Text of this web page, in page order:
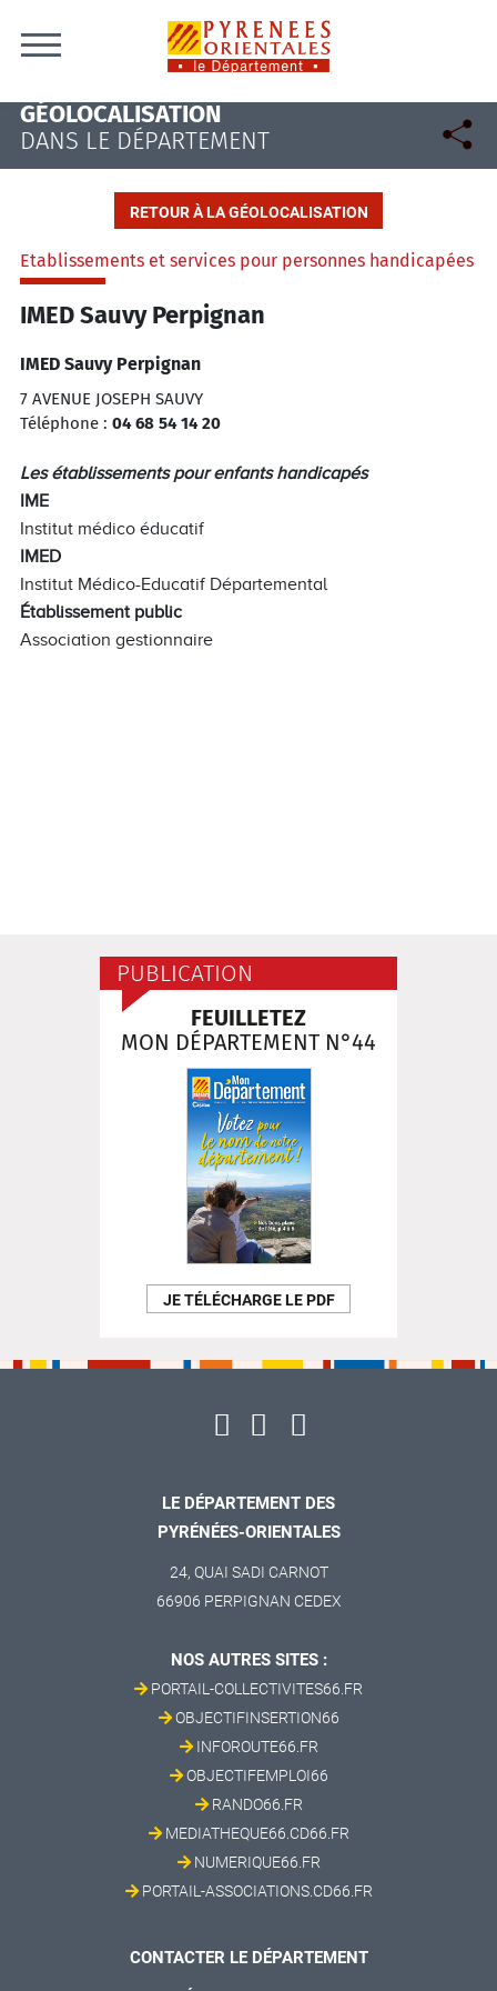
GÉOLOCALISATION
DANS LE DÉPARTEMENT
RETOUR À LA GÉOLOCALISATION
Etablissements et services pour personnes handicapées
IMED Sauvy Perpignan
IMED Sauvy Perpignan
7 AVENUE JOSEPH SAUVY
Téléphone : 04 68 54 14 20
Les établissements pour enfants handicapés
IME
Institut médico éducatif
IMED
Institut Médico-Educatif Départemental
Établissement public
Association gestionnaire
PUBLICATION
FEUILLETEZ
MON DÉPARTEMENT N°44
JE TÉLÉCHARGE LE PDF
LE DÉPARTEMENT DES
PYRÉNÉES-ORIENTALES
24, QUAI SADI CARNOT
66906 PERPIGNAN CEDEX
NOS AUTRES SITES :
PORTAIL-COLLECTIVITES66.FR
OBJECTIFINSERTION66
INFOROUTE66.FR
OBJECTIFEMPLOI66
RANDO66.FR
MEDIATHEQUE66.CD66.FR
NUMERIQUE66.FR
PORTAIL-ASSOCIATIONS.CD66.FR
CONTACTER LE DÉPARTEMENT